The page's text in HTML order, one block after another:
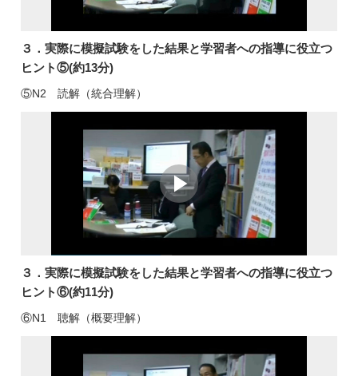
３．実際に模擬試験をした結果と学習者への指導に役立つ
ヒント⑤(約13分)
⑤N2 読解（統合理解）
３．実際に模擬試験をした結果と学習者への指導に役立つ
ヒント⑥(約11分)
⑥N1 聴解（概要理解）